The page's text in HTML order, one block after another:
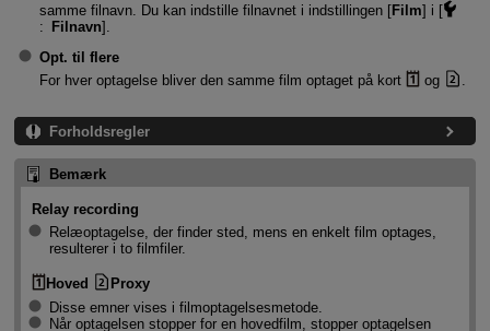
samme filnavn. Du kan indstille filnavnet i indstillingen [Film] i [
:
Filnavn].
Opt. til flere
For hver optagelse bliver den samme film optaget på kort
og .
Forholdsregler
Bemærk
Relay recording
Relæoptagelse, der finder sted, mens en enkelt film optages,
resulterer i to filmfiler.
Hoved
Proxy
Disse emner vises i filmoptagelsesmetode.
Når optagelsen stopper for en hovedfilm, stopper optagelsen